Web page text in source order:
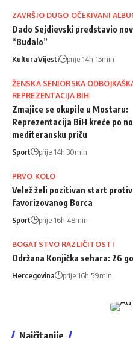
ZAVRŠIO DUGO OČEKIVANI
Dado Sejdievski predstavio
“Budalo”
KulturaVijesti prije 14h 15min
ŽENSKA SENIORSKA
REPREZENTACIJA BIH
Zmajice se okupile u Mostaru:
Reprezentacija BiH kreće po
mediteransku priču
Sport prije 14h 30min
PRVO KOLO
Velež želi pozitivan start protiv
favorizovanog Borca
Sport prije 16h 48min
BOGATSTVO RAZLIČITOSTI
Održana Konjička sehara: 26
Hercegovina prije 16h 59min
Najčitanije